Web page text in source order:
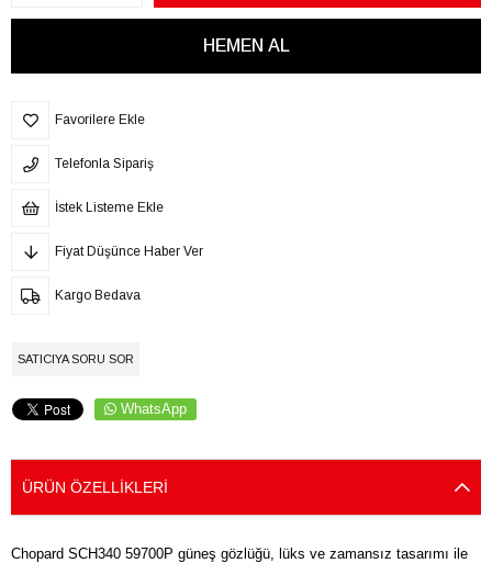
Favorilere Ekle
Telefonla Sipariş
İstek Listeme Ekle
Fiyat Düşünce Haber Ver
Kargo Bedava
SATICIYA SORU SOR
WhatsApp
ÜRÜN ÖZELLIKLERI
Chopard SCH340 59700P güneş gözlüğü, lüks ve zamansız tasarımı ile